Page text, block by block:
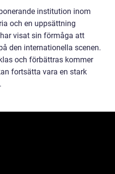
institution inom
och en uppsättning
visat sin förmåga att
den internationella scenen.
och förbättras kommer
fortsätta vara en stark